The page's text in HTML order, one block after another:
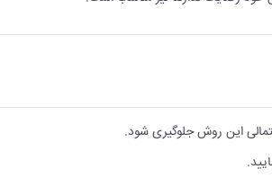
این روش جلوگیری شود.